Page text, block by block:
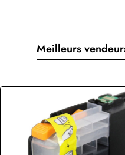
Meilleurs